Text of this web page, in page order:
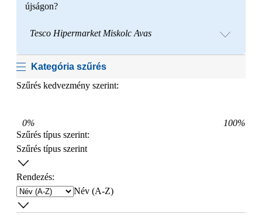
újságon?
Tesco Hipermarket Miskolc Avas
Kategória szűrés
Szűrés kedvezmény szerint:
0% 100%
Szűrés típus szerint:
Szűrés típus szerint
Rendezés:
Név (A-Z)